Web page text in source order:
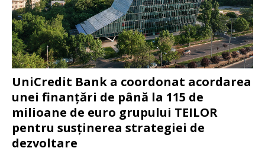
UniCredit Bank a coordonat acordarea
unei finanțări de până la 115 de
milioane de euro grupului TEILOR
pentru susținerea strategiei de
dezvoltare